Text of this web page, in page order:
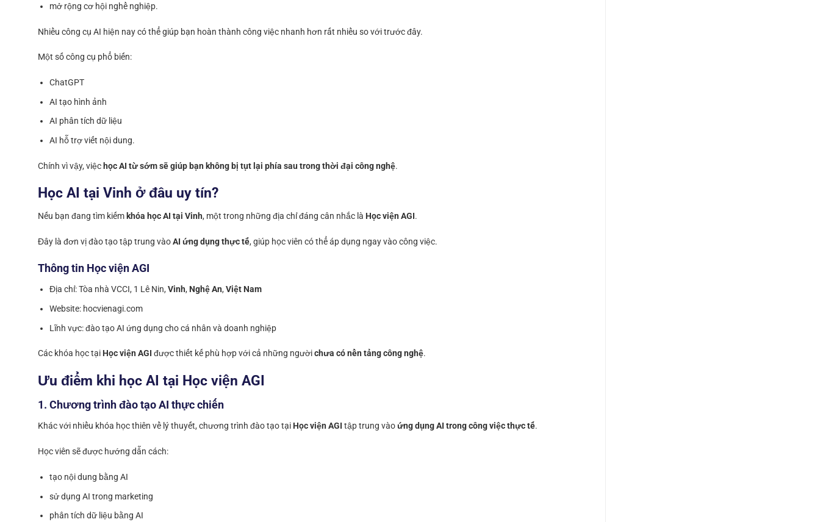
mở rộng cơ hội nghề nghiệp.
Nhiều công cụ AI hiện nay có thể giúp bạn hoàn thành công việc nhanh hơn rất nhiều so với trước đây.
Một số công cụ phổ biến:
ChatGPT
AI tạo hình ảnh
AI phân tích dữ liệu
AI hỗ trợ viết nội dung.
Chính vì vậy, việc học AI từ sớm sẽ giúp bạn không bị tụt lại phía sau trong thời đại công nghệ.
Học AI tại Vinh ở đâu uy tín?
Nếu bạn đang tìm kiếm khóa học AI tại Vinh, một trong những địa chỉ đáng cân nhắc là Học viện AGI.
Đây là đơn vị đào tạo tập trung vàoAI ứng dụng thực tế, giúp học viên có thể áp dụng ngay vào công việc.
Thông tin Học viện AGI
Địa chỉ: Tòa nhà VCCI, 1 Lê Nin, Vinh, Nghệ An, Việt Nam
Website: hocvienagi.com
Lĩnh vực: đào tạo AI ứng dụng cho cá nhân và doanh nghiệp
Các khóa học tại Học viện AGI được thiết kế phù hợp với cả những ngườichưa có nền tảng công nghệ.
Ưu điểm khi học AI tại Học viện AGI
1. Chương trình đào tạo AI thực chiến
Khác với nhiều khóa học thiên về lý thuyết, chương trình đào tạo tại Học viện AGI tập trung vàoứng dụng AI trong công việc thực tế.
Học viên sẽ được hướng dẫn cách:
tạo nội dung bằng AI
sử dụng AI trong marketing
phân tích dữ liệu bằng AI